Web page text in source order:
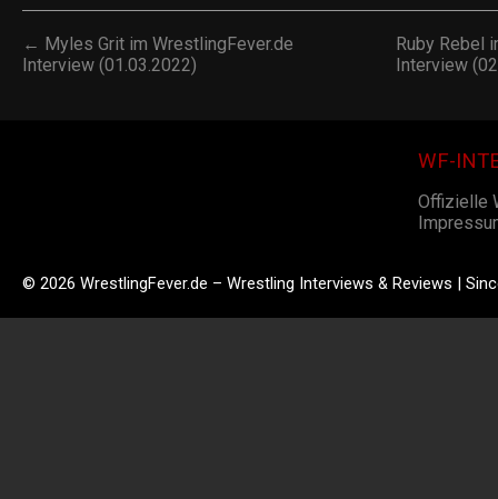
← Myles Grit im WrestlingFever.de
Interview (01.03.2022)
Ruby Rebel
Interview
WF-
Offizielle
© 2026 WrestlingFever.de – Wrestling Interviews & Reviews |